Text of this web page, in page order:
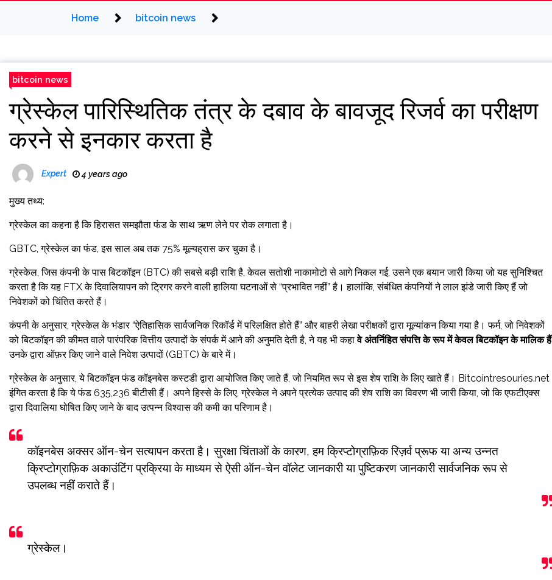
Home bitcoin news
bitcoin news
ग्रेस्केल पारिस्थितिक तंत्र के दबाव के बावजूद रिजर्व का परीक्षण
करने से इनकार करता है
Expert 4 years ago
मुख्य तथ्य:
ग्रेस्केल का कहना है कि हिरासत समझौता फंड के साथ ऋण लेने पर रोक लगाता है।
GBTC, ग्रेस्केल का फंड, इस साल अब तक 75% मूल्यह्रास कर चुका है।
ग्रेस्केल, जिस कंपनी के पास बिटकॉइन (BTC) की सबसे बड़ी राशि है, केवल सतोशी नाकामोटो से आगे निकल गई, उसने एक बयान जारी किया जो यह सुनिश्चित
करता है कि यह FTX के दिवालियापन को ट्रिगर करने वाली हालिया घटनाओं से “प्रभावित नहीं” है। हालांकि, संबंधित कंपनियों ने लाल झंडे जारी किए हैं जो
निवेशकों को चिंतित करते हैं।
कंपनी के अनुसार, ग्रेस्केल के भंडार “ऐतिहासिक सार्वजनिक रिकॉर्ड में परिलक्षित होते हैं” और बाहरी लेखा परीक्षकों द्वारा मूल्यांकन किया गया है। फर्म, जो निवेशकों
को बिटकॉइन की कीमत वाले पारंपरिक वित्तीय उत्पादों के संपर्क में आने की अनुमति देती है, ने यह भी कहावे अंतर्निहित संपत्ति के रूप में केवल बिटकॉइन के मालिक हैं
उनके द्वारा ऑफ़र किए जाने वाले निवेश उत्पादों (GBTC) के बारे में।
ग्रेस्केल के अनुसार, ये बिटकॉइन फंड कॉइनबेस कस्टडी द्वारा आयोजित किए जाते हैं, जो नियमित रूप से इस शेष राशि के लिए खाते हैं। Bitcointresouries.net
इंगित करता है कि ये फंड 635,236 बीटीसी हैं। अपने हिस्से के लिए, ग्रेस्केल ने अपने प्रत्येक उत्पाद की शेष राशि का विवरण भी जारी किया, जो कि एफटीएक्स
द्वारा दिवालिया घोषित किए जाने के बाद उत्पन्न विश्वास की कमी का परिणाम है।
कॉइनबेस अक्सर ऑन-चेन सत्यापन करता है। सुरक्षा चिंताओं के कारण, हम क्रिप्टोग्राफ़िक रिज़र्व प्रूफ या अन्य उन्नत
क्रिप्टोग्राफ़िक अकाउंटिंग प्रक्रिया के माध्यम से ऐसी ऑन-चेन वॉलेट जानकारी या पुष्टिकरण जानकारी सार्वजनिक रूप से
उपलब्ध नहीं कराते हैं।
ग्रेस्केल।